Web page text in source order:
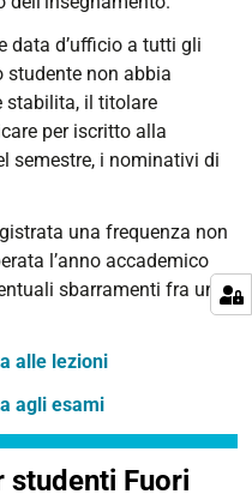
data d’ufficio a tutti gli
studente non abbia
stabilita, il titolare
per iscritto alla
semestre, i nominativi di
una frequenza non
l’anno accademico
sbarramenti fra un
alle lezioni
agli esami
studenti Fuori